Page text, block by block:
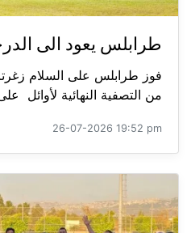
طرابلس يعود الى
من التصفية النهائية لأوائل
26-07-2026 19:52 pm